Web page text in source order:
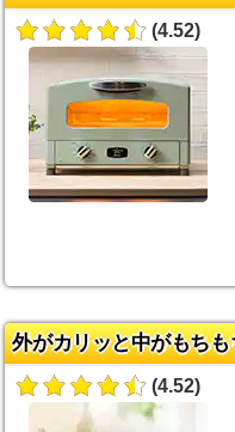
(4.52)
外がカリッと中がもち
(4.52)